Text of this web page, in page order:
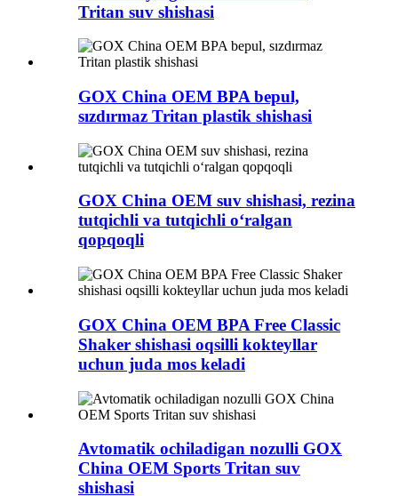
Tritan suv shishasi
GOX China OEM BPA bepul,
sızdırmaz Tritan plastik shishasi
GOX China OEM suv shishasi, rezina
tutqichli va tutqichli o‘ralgan
qopqoqli
GOX China OEM BPA Free Classic
Shaker shishasi oqsilli kokteyllar
uchun juda mos keladi
Avtomatik ochiladigan nozulli GOX
China OEM Sports Tritan suv
shishasi